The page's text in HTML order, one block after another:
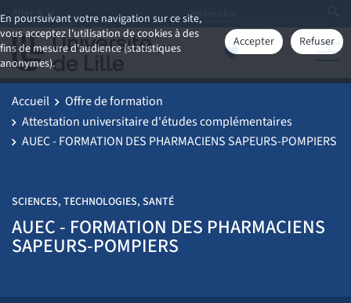
En poursuivant votre navigation sur ce site,
vous acceptez l'utilisation de cookies à des
fins de mesure d'audience (statistiques
anonymes).
Accepter Refuser
Aller à
Accueil
Offre de formation
Attestation universitaire d'études complémentaires
AUEC - FORMATION DES PHARMACIENS SAPEURS-POMPIERS
SCIENCES, TECHNOLOGIES, SANTÉ
AUEC - FORMATION DES PHARMACIENS
SAPEURS-POMPIERS